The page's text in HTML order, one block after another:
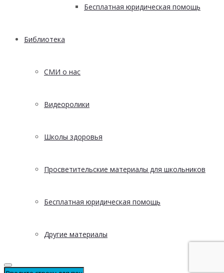
Бесплатная юридическая помощь
Библиотека
СМИ о нас
Видеоролики
Школы здоровья
Просветительские материалы для школьников
Бесплатная юридическая помощь
Другие материалы